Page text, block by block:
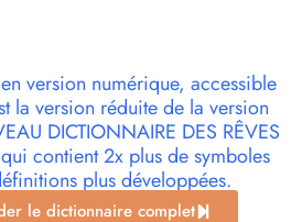
version numérique, accessible
la version réduite de la version
DICTIONNAIRE DES RÊVES
contient 2x plus de symboles
plus développées.
le dictionnaire complet